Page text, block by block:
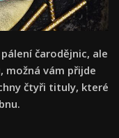
čarodějnic, ale
možná vám přijde
čtyři tituly, které